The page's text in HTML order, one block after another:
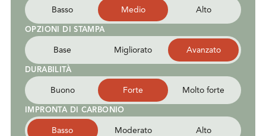
Basso Medio Alto
OPZIONI DI STAMPA
Base Migliorato Avanzato
DURABILITÀ
Buono Forte Molto forte
IMPRONTA DI CARBONIO
Basso Moderato Alto